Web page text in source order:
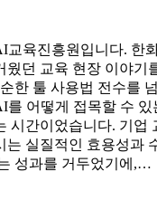
교육진흥원입니다. 한
웠던 교육 현장 이야기
한 툴 사용법 전수를
를 어떻게 접목할 수 있
시간이었습니다. 기업
는 실질적인 효용성과
성과를 거두었기에,…